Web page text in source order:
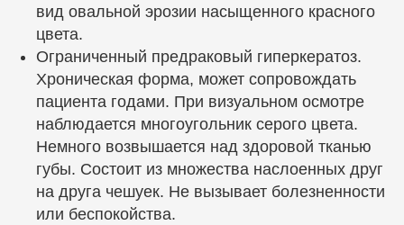
вид овальной эрозии насыщенного красного
цвета.
Ограниченный предраковый гиперкератоз.
Хроническая форма, может сопровождать
пациента годами. При визуальном осмотре
наблюдается многоугольник серого цвета.
Немного возвышается над здоровой тканью
губы. Состоит из множества наслоенных друг
на друга чешуек. Не вызывает болезненности
или беспокойства.
TELEGRAM WHATSAPP
MAX
Блог
Цены Пациентам
Врачи О клинике
Услуги
Политика конфиденциальности и
Прием ведется по предварительной
записи